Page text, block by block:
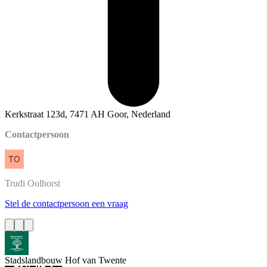
Kerkstraat 123d, 7471 AH Goor, Nederland
Contactpersoon
Trudi Oolhorst
Stel de contactpersoon een vraag
Stadslandbouw Hof van Twente